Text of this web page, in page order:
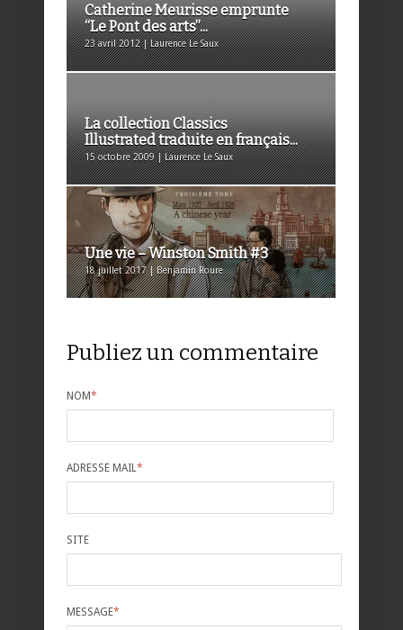
Catherine Meurisse emprunte
“Le Pont des arts”...
23 avril 2012 | Laurence Le Saux
La collection Classics
Illustrated traduite en français...
15 octobre 2009 | Laurence Le Saux
Une vie – Winston Smith #3
18 juillet 2017 | Benjamin Roure
Publiez un commentaire
NOM*
ADRESSE MAIL *
SITE
MESSAGE*